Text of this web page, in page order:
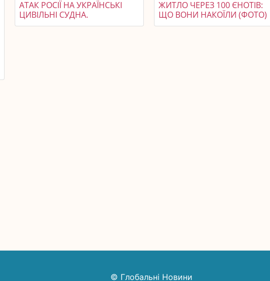
АТАК РОСІЇ НА УКРАЇНСЬКІ
ЦИВІЛЬНІ СУДНА.
ЖИТЛО ЧЕРЕЗ 100 ЄНОТІВ:
ЩО ВОНИ НАКОЇЛИ (ФОТО)
© Глобальні Новини